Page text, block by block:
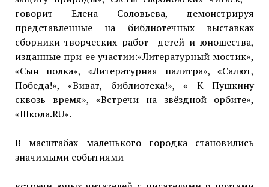
говорит Елена Соловьева, демонстрируя
представленные на библиотечных выставках
сборники творческих работ детей и юношества,
изданные при ее участии:«Литературный мостик»,
«Сын полка», «Литературная палитра», «Салют,
Победа!», «Виват, библиотека!», « К Пушкину
сквозь время», «Встречи на звёздной орбите»,
«Школа.RU».
В масштабах маленького городка становились
значимыми событиями